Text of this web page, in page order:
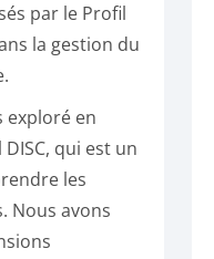
par le Profil
la gestion du
exploré en
qui est un
les
Nous avons